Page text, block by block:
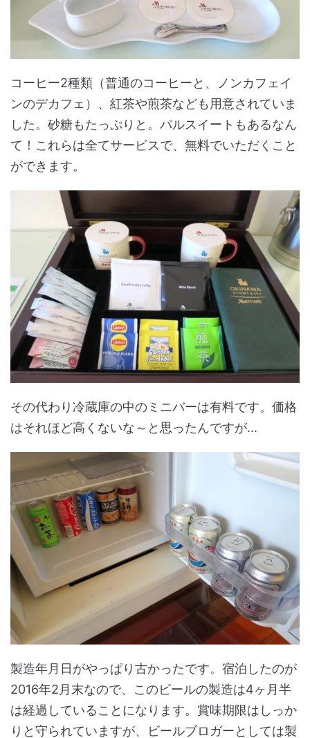
コーヒー2種類（普通のコーヒーと、ノンカフェイ
ンのデカフェ）、紅茶や煎茶なども用意されていま
した。砂糖もたっぷりと。パルスイートもあるなん
て！これらは全てサービスで、無料でいただくこと
ができます。
その代わり冷蔵庫の中のミニバーは有料です。価格
はそれほど高くないな～と思ったんですが...
製造年月日がやっぱり古かったです。宿泊したのが
2016年2月末なので、このビールの製造は4ヶ月半
は経過していることになります。賞味期限はしっか
りと守られていますが、ビールブロガーとしては製